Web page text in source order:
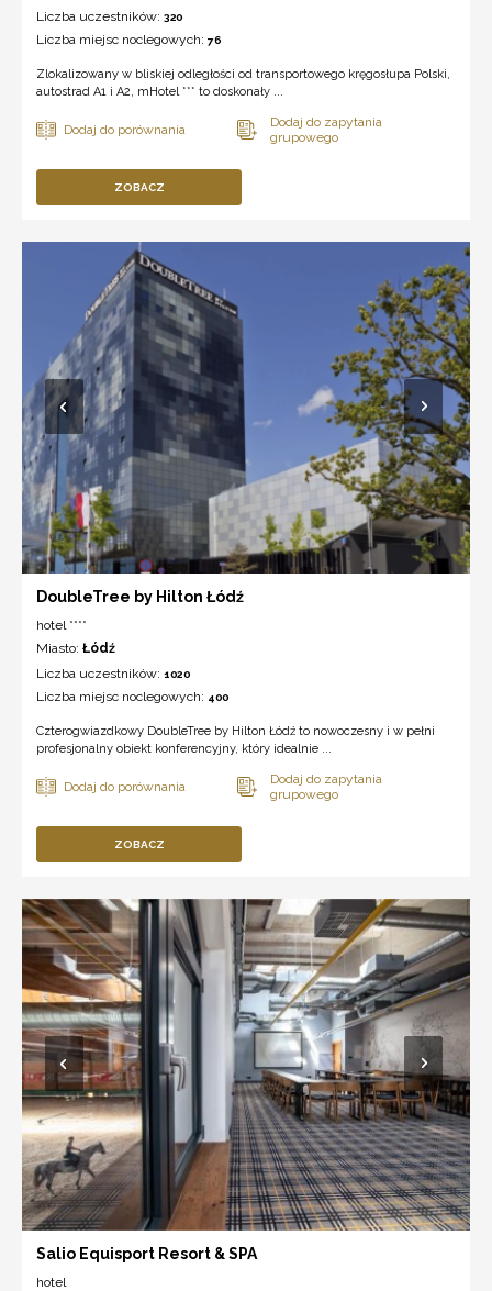
Liczba uczestników: 320
Liczba miejsc noclegowych: 76
Zlokalizowany w bliskiej odległości od transportowego kręgosłupa Polski,
autostrad A1 i A2, mHotel *** to doskonały ...
ZOBACZ
DoubleTree by Hilton Łódź
hotel ****
Miasto: Łódź
Liczba uczestników: 1020
Liczba miejsc noclegowych: 400
Czterogwiazdkowy DoubleTree by Hilton Łódź to nowoczesny i w pełni
profesjonalny obiekt konferencyjny, który idealnie ...
ZOBACZ
Salio Equisport Resort & SPA
hotel